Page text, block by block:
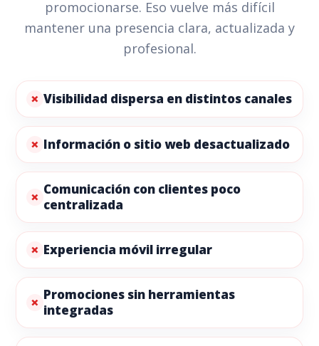
promocionarse. Eso vuelve más difícil
mantener una presencia clara, actualizada y
profesional.
Visibilidad dispersa en distintos canales
Información o sitio web desactualizado
Comunicación con clientes poco
centralizada
Experiencia móvil irregular
Promociones sin herramientas
integradas